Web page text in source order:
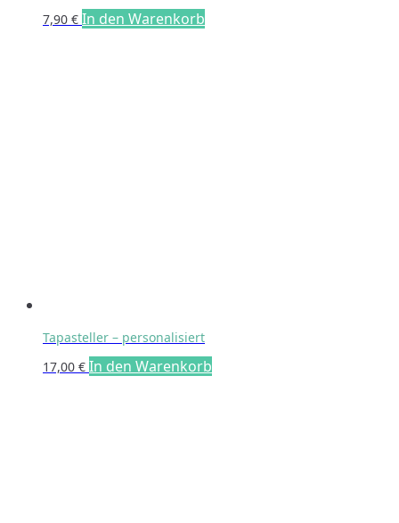
7,90 € In den Warenkorb
Tapasteller – personalisiert
17,00 € In den Warenkorb